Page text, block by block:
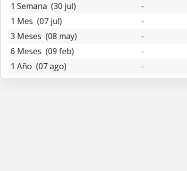
1 Semana (30 jul)
-
1 Mes (07 jul)
-
3 Meses (08 may)
-
6 Meses (09 feb)
-
1 Año (07 ago)
-